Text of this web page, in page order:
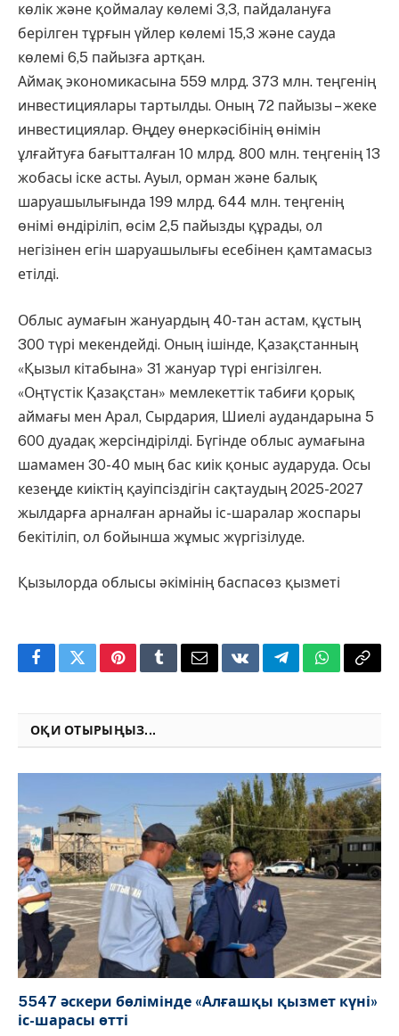
көлік және қоймалау көлемі 3,3, пайдалануға
берілген тұрғын үйлер көлемі 15,3 және сауда
көлемі 6,5 пайызға артқан.
Аймақ экономикасына 559 млрд. 373 млн. теңгенің
инвестициялары тартылды. Оның 72 пайызы – жеке
инвестициялар. Өңдеу өнеркәсібінің өнімін
ұлғайтуға бағытталған 10 млрд. 800 млн. теңгенің 13
жобасы іске асты. Ауыл, орман және балық
шаруашылығында 199 млрд. 644 млн. теңгенің
өнімі өндіріліп, өсім 2,5 пайызды құрады, ол
негізінен егін шаруашылығы есебінен қамтамасыз
етілді.
Облыс аумағын жануардың 40-тан астам, құстың
300 түрі мекендейді. Оның ішінде, Қазақстанның
«Қызыл кітабына» 31 жануар түрі енгізілген.
«Оңтүстік Қазақстан» мемлекеттік табиғи қорық
аймағы мен Арал, Сырдария, Шиелі аудандарына 5
600 дуадақ жерсіндірілді. Бүгінде облыс аумағына
шамамен 30-40 мың бас киік қоныс аударуда. Осы
кезеңде киіктің қауіпсіздігін сақтаудың 2025-2027
жылдарға арналған арнайы іс-шаралар жоспары
бекітіліп, ол бойынша жұмыс жүргізілуде.
Қызылорда облысы әкімінің баспасөз қызметі
FacebookTwitterPinterestTumblrEmailVKontakteTelegramWhatsApp
Copy
ОҚИ ОТЫРЫҢЫЗ...
5547 әскери бөлімінде «Алғашқы қызмет күні»
іс-шарасы өтті